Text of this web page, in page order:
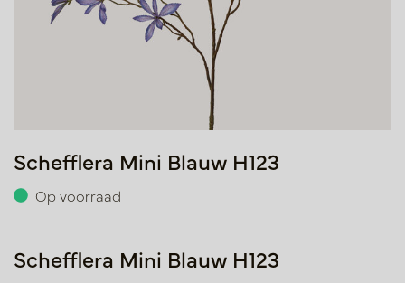
Schefflera Mini Blauw H123
Op voorraad
Schefflera Mini Blauw H123